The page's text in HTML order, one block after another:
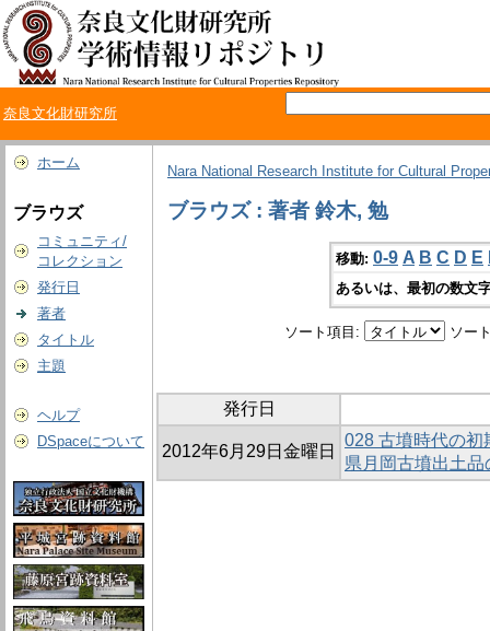
奈良文化財研究所
ホーム
ブラウズ
コミュニティ/
コレクション
発行日
著者
タイトル
主題
ヘルプ
DSpaceについて
Nara National Research Institute for Cultural
ブラウズ : 著者 鈴木, 勉
移動: 0-9 A B C D E
あるいは、最初の数文
ソート項目: ソー
発行日
2012年6月29日金曜日
028 古墳時代の
県月岡古墳出土